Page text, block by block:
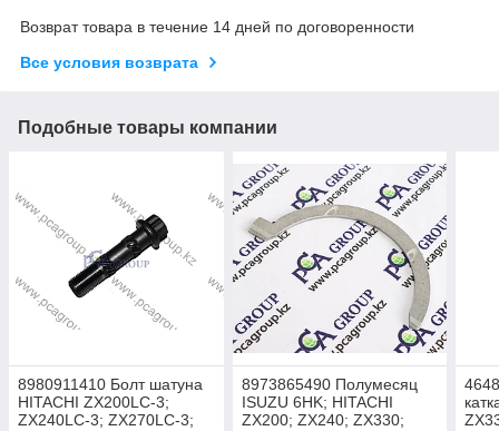
Возврат товара в течение 14 дней по договоренности
Все условия возврата
Подобные товары компании
8980911410 Болт шатуна
HITACHI ZX200LC-3;
ZX240LC-3; ZX270LC-3;
8973865490 Полумесяц
ISUZU 6HK; HITACHI
ZX200; ZX240; ZX330;